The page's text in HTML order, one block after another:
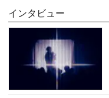
インタビュー